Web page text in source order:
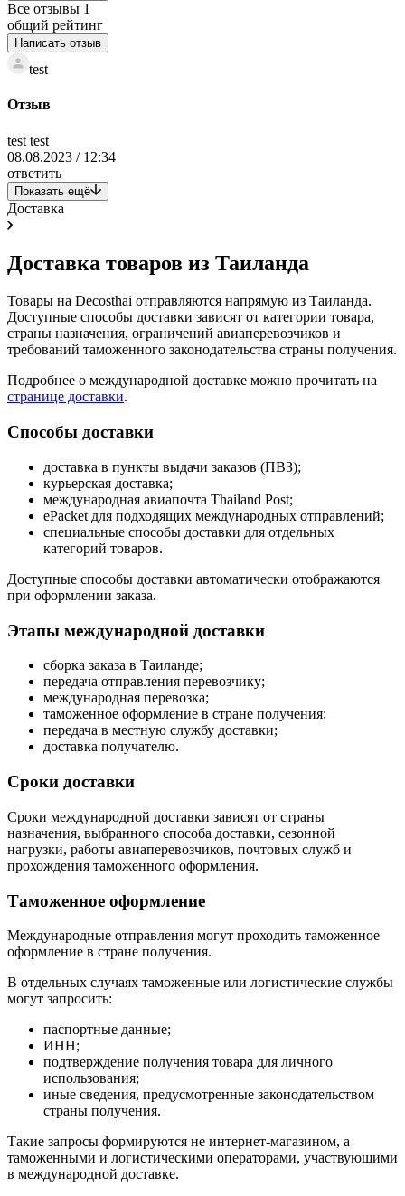
Все отзывы 1
общий рейтинг
Написать отзыв
test
Отзыв
test test
08.08.2023 / 12:34
ответить
Показать ещё
Доставка
Доставка товаров из Таиланда
Товары на Decosthai отправляются напрямую из Таиланда.
Доступные способы доставки зависят от категории товара,
страны назначения, ограничений авиаперевозчиков и
требований таможенного законодательства страны получения.
Подробнее о международной доставке можно прочитать на
странице доставки.
Способы доставки
доставка в пункты выдачи заказов (ПВЗ);
курьерская доставка;
международная авиапочта Thailand Post;
ePacket для подходящих международных отправлений;
специальные способы доставки для отдельных
категорий товаров.
Доступные способы доставки автоматически отображаются
при оформлении заказа.
Этапы международной доставки
сборка заказа в Таиланде;
передача отправления перевозчику;
международная перевозка;
таможенное оформление в стране получения;
передача в местную службу доставки;
доставка получателю.
Сроки доставки
Сроки международной доставки зависят от страны
назначения, выбранного способа доставки, сезонной
нагрузки, работы авиаперевозчиков, почтовых служб и
прохождения таможенного оформления.
Таможенное оформление
Международные отправления могут проходить таможенное
оформление в стране получения.
В отдельных случаях таможенные или логистические службы
могут запросить:
паспортные данные;
ИНН;
подтверждение получения товара для личного
использования;
иные сведения, предусмотренные законодательством
страны получения.
Такие запросы формируются не интернет-магазином, а
таможенными и логистическими операторами, участвующими
в международной доставке.